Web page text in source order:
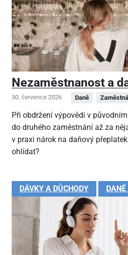
Nezaměstnanost a
30. července 2026 Daně
Při obdržení výpovědi v
do druhého zaměstnání až za
v praxi nárok na daňový
ohlídat?
DÁVKY A DŮCHODY